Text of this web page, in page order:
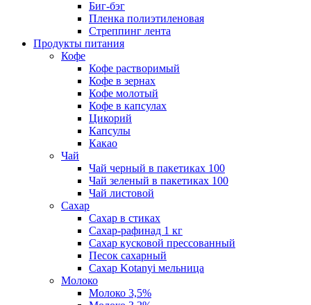
Биг-бэг
Пленка полиэтиленовая
Стреппинг лента
Продукты питания
Кофе
Кофе растворимый
Кофе в зернах
Кофе молотый
Кофе в капсулах
Цикорий
Капсулы
Какао
Чай
Чай черный в пакетиках 100
Чай зеленый в пакетиках 100
Чай листовой
Сахар
Сахар в стиках
Сахар-рафинад 1 кг
Сахар кусковой прессованный
Песок сахарный
Сахар Kotanyi мельница
Молоко
Молоко 3,5%